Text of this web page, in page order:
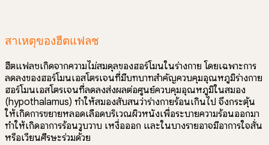
สาเหตุของฮีตแฟลช
ฮีตแฟลชเกิดจากความไม่สมดุลของฮอร์โมนในร่างกาย โดยเฉพาะการ
ลดลงของฮอร์โมนเอสโตรเจนที่มีบทบาทสำคัญควบคุมอุณหภูมิร่างกาย
ฮอร์โมนเอสโตรเจนที่ลดลงส่งผลต่อศูนย์ควบคุมอุณหภูมิในสมอง
(hypothalamus) ทำให้สมองสับสนว่าร่างกายร้อนเกินไป จึงกระตุ้น
ให้เกิดการขยายหลอดเลือดบริเวณผิวหนังเพื่อระบายความร้อนออกมา
ทำให้เกิดอาการร้อนวูบวาบ เหงื่อออก และในบางรายอาจมีอาการใจสั่น
หรือเวียนศีรษะร่วมด้วย